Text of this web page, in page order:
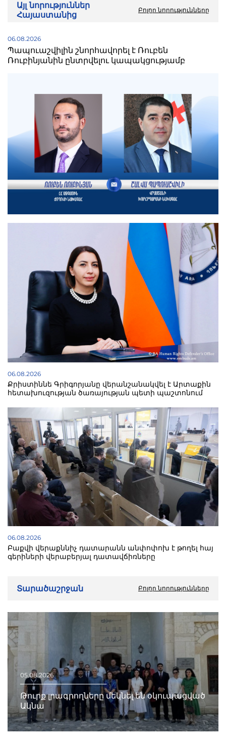
Այլ նորություններ
Հայաստանից
Բոլոր նորությունները
06.08.2026
Պապուաշվիլին շնորհավորել է Ռուբեն
Ռուբինյանին ընտրվելու կապակցությամբ
06.08.2026
Քրիստիննե Գրիգորյանը վերանշանակվել է Արտաքին
հետախուզության ծառայության պետի պաշտոնում
06.08.2026
Բաքվի վերաքննիչ դատարանն անփոփոխ է թողել հայ
գերիների վերաբերյալ դատավճիռները
Տարածաշրջան Բոլոր նորությունները
05.08.2026
Թուրք լրագրողները մեկնել են օկուպացված
Ակնա